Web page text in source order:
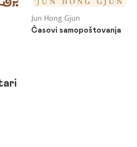
Jun Hong Gjun
Časovi samopoštovanja